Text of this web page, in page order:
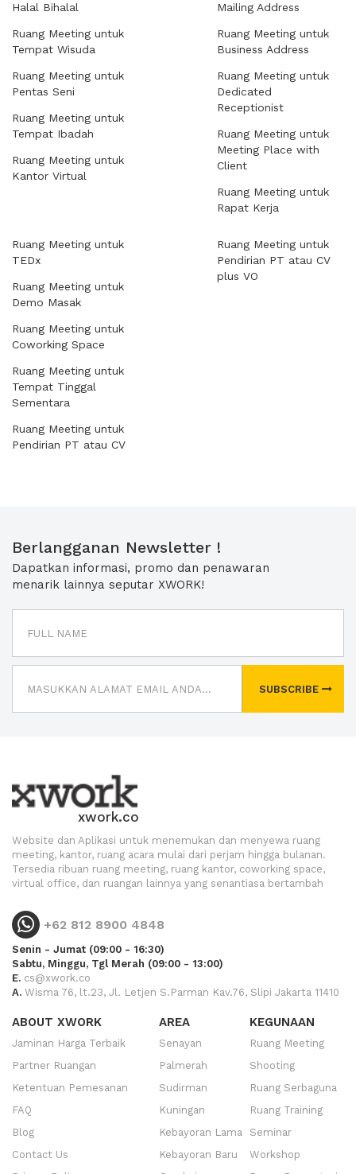
Halal Bihalal
Ruang Meeting untuk
Tempat Wisuda
Ruang Meeting untuk
Pentas Seni
Ruang Meeting untuk
Tempat Ibadah
Ruang Meeting untuk
Kantor Virtual
Mailing Address
Ruang Meeting untuk
Business Address
Ruang Meeting untuk
Dedicated
Receptionist
Ruang Meeting untuk
Meeting Place with
Client
Ruang Meeting untuk
Rapat Kerja
Ruang Meeting untuk
TEDx
Ruang Meeting untuk
Demo Masak
Ruang Meeting untuk
Coworking Space
Ruang Meeting untuk
Tempat Tinggal
Sementara
Ruang Meeting untuk
Pendirian PT atau CV
Ruang Meeting untuk
Pendirian PT atau CV
plus VO
Berlangganan Newsletter !
Dapatkan informasi, promo dan penawaran
menarik lainnya seputar XWORK!
SUBSCRIBE
xwork.co
Website dan Aplikasi untuk menemukan dan menyewa ruang
meeting, kantor, ruang acara mulai dari perjam hingga bulanan.
Tersedia ribuan ruang meeting, ruang kantor, coworking space,
virtual office, dan ruangan lainnya yang senantiasa bertambah
+62 812 8900 4848
Senin - Jumat (09:00 - 16:30)
Sabtu, Minggu, Tgl Merah (09:00 - 13:00)
E. cs@xwork.co
A. Wisma 76, lt.23, Jl. Letjen S.Parman Kav.76, Slipi Jakarta 11410
ABOUT XWORK
Jaminan Harga Terbaik
Partner Ruangan
Ketentuan Pemesanan
FAQ
Blog
Contact Us
AREA
Senayan
Palmerah
Sudirman
Kuningan
Kebayoran Lama
Kebayoran Baru
KEGUNAAN
Ruang Meeting
Shooting
Ruang Serbaguna
Ruang Training
Seminar
Workshop